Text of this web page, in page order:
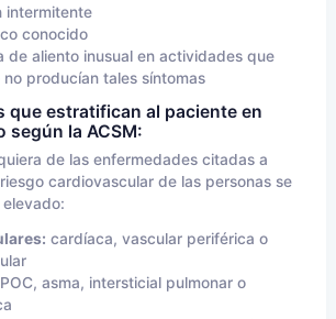
intermitente
conocido
de aliento inusual en actividades que
producían tales síntomas
que estratifican al paciente en
según la ACSM:
de las enfermedades citadas a
cardiovascular de las personas se
cardíaca, vascular periférica o
asma, intersticial pulmonar o